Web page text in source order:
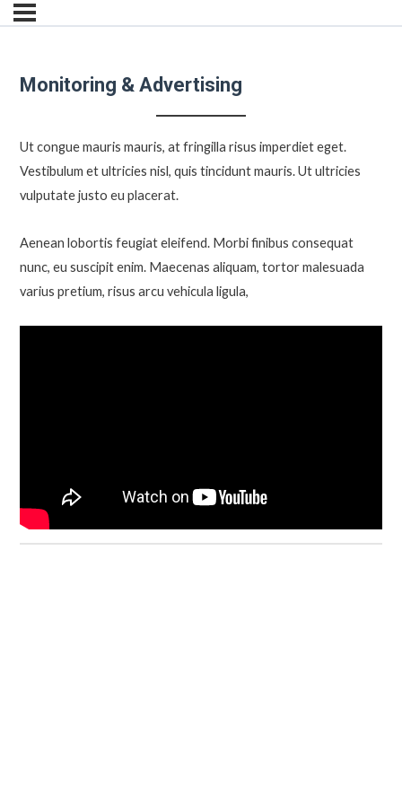
Monitoring & Advertising
Ut congue mauris mauris, at fringilla risus imperdiet eget.
Vestibulum et ultricies nisl, quis tincidunt mauris. Ut ultricies
vulputate justo eu placerat.
Aenean lobortis feugiat eleifend. Morbi finibus consequat
nunc, eu suscipit enim. Maecenas aliquam, tortor malesuada
varius pretium, risus arcu vehicula ligula,